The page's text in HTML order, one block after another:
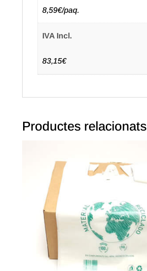
8,59€/paq.
IVA Incl.
83,15€
Productes relacionats